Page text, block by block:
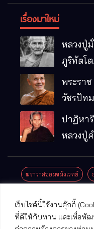
เว็บไซต์นี้ใช้งานคุ๊กกี้
ที่ดีให้กับท่าน และเพื่อพั
เรื่องมาใหม่
หลวงปู่
ภูริทัตโต
พระอริย
ผู้เป็นบิดา
รมฐาน
พระราช
วัชรปัทม
คุณ (หล
ปู่บัวเกตุ
แล้ว วัด
อ.แม่ริม
ปาฏิหา
หลวงปู่
มณี
ฆราวาสจอมขมังเวทย์
ปาฏิหาริย์พระเครื่อง